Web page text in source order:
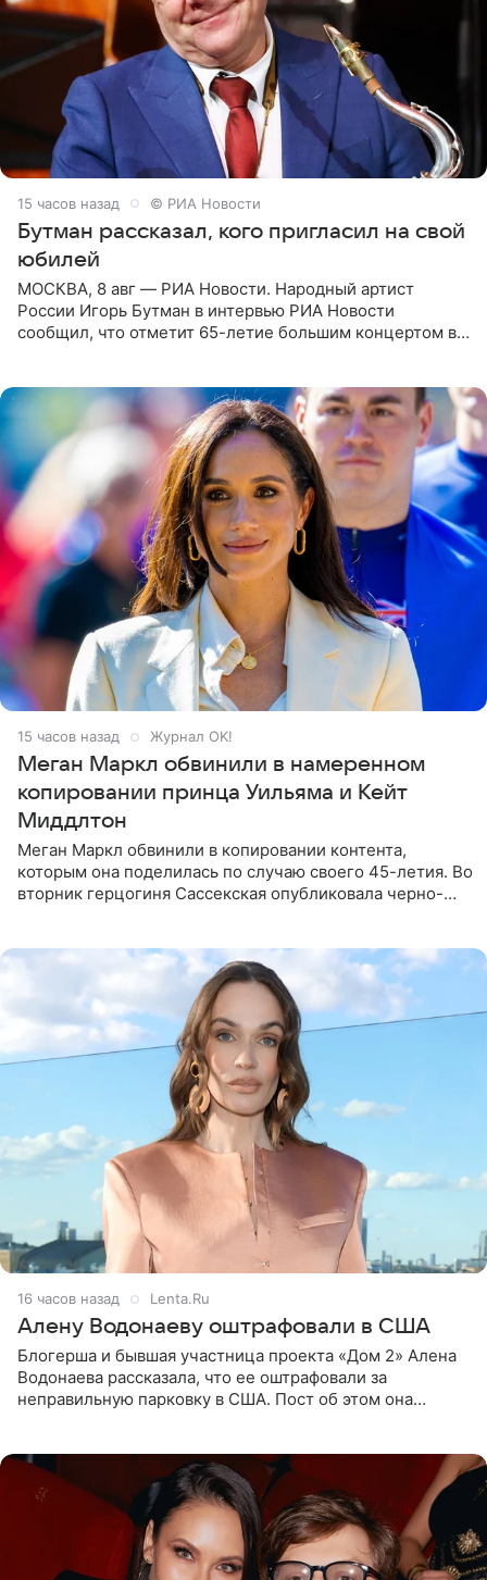
15 часов назад © РИА Новости
Бутман рассказал, кого пригласил на свой
юбилей
МОСКВА, 8 авг — РИА Новости. Народный артист
России Игорь Бутман в интервью РИА Новости
сообщил, что отметит 65-летие большим концертом в
15 часов назад Журнал OK!
Меган Маркл обвинили в намеренном
копировании принца Уильяма и Кейт
Миддлтон
Меган Маркл обвинили в копировании контента,
которым она поделилась по случаю своего 45-летия. Во
вторник герцогиня Сассекская опубликовала черно-
16 часов назад Lenta.Ru
Алену Водонаеву оштрафовали в США
Блогерша и бывшая участница проекта «Дом 2» Алена
Водонаева рассказала, что ее оштрафовали за
неправильную парковку в США. Пост об этом она